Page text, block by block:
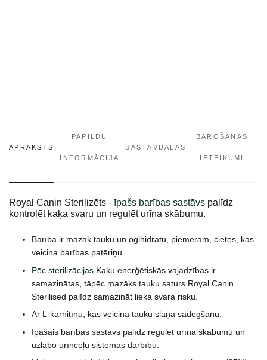
APRAKSTS
PAPILDU
INFORMĀCIJA
SASTĀVDAĻAS
BAROŠANAS
IETEIKUMI
Royal Canin Sterilizēts - īpašs barības sastāvs palīdz
kontrolēt kaķa svaru un regulēt urīna skābumu.
Barībā ir mazāk tauku un ogļhidrātu, piemēram, cietes, kas
veicina barības patēriņu.
Pēc sterilizācijasKaķu enerģētiskās vajadzības ir
samazinātas, tāpēc mazāks tauku saturs Royal Canin
Sterilised palīdz samazināt lieka svara risku.
Ar L-karnitīnu, kas veicina tauku slāņa sadegšanu.
Īpašais barības sastāvs palīdz regulēt urīna skābumu un
uzlabo urīnceļu sistēmas darbību.